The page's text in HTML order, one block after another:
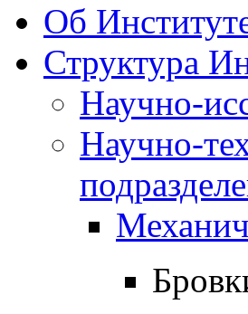
Об
Структура
Научно-
Научно-